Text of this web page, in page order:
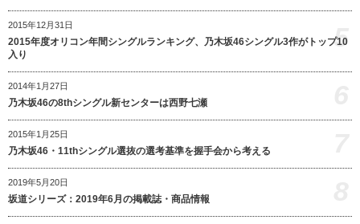
2015年12月31日
2015年度オリコン年間シングルランキング、乃木坂46シングル3作がトップ10
入り
5
2014年1月27日
乃木坂46の8thシングル新センターは西野七瀬
2015年1月25日
乃木坂46・11thシングル選抜の選考基準を握手会から考える
2019年5月20日
坂道シリーズ：2019年6月の掲載誌・商品情報